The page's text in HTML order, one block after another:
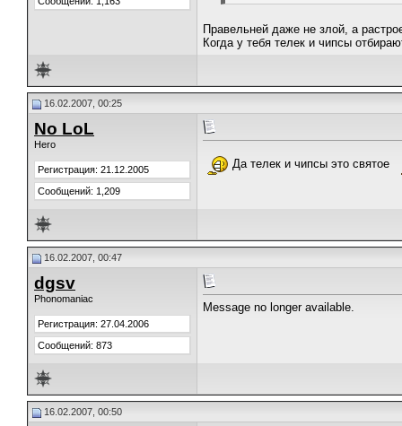
Правельней даже не злой, а
Когда у тебя телек и чипсы
16.02.2007, 00:25
No LoL
Hero
Регистрация: 21.12.2005
Сообщений: 1,209
Да телек и чипсы это святое
16.02.2007, 00:47
dgsv
Phonomaniac
Регистрация: 27.04.2006
Сообщений: 873
Message no longer available.
16.02.2007, 00:50